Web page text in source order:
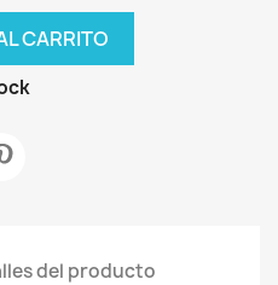
CARRITO
del producto